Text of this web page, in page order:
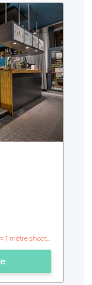
toutes les 30 minutes !